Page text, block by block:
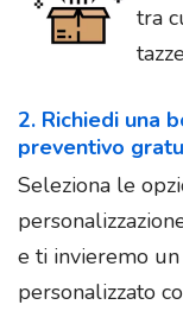
tra
2. Richiedi una
preventivo
Seleziona le
e ti invieremo
personalizzato